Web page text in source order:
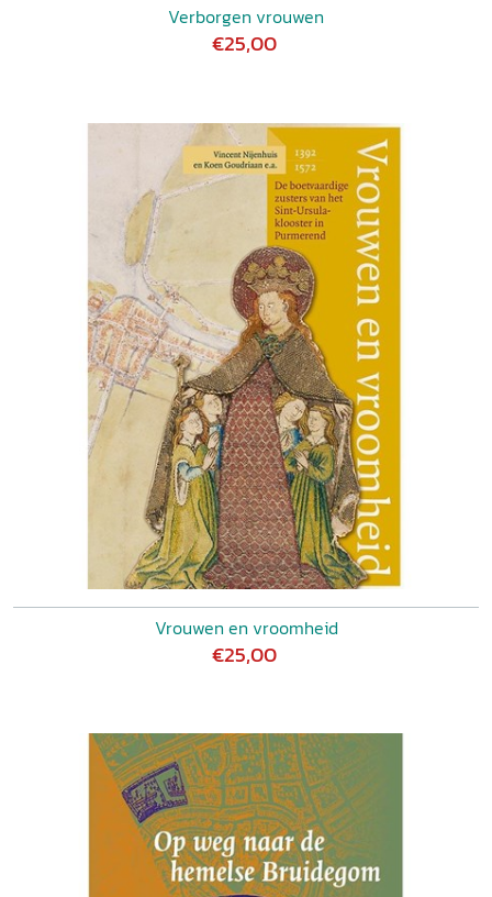
Verborgen vrouwen
€25,00
Vrouwen en vroomheid
€25,00